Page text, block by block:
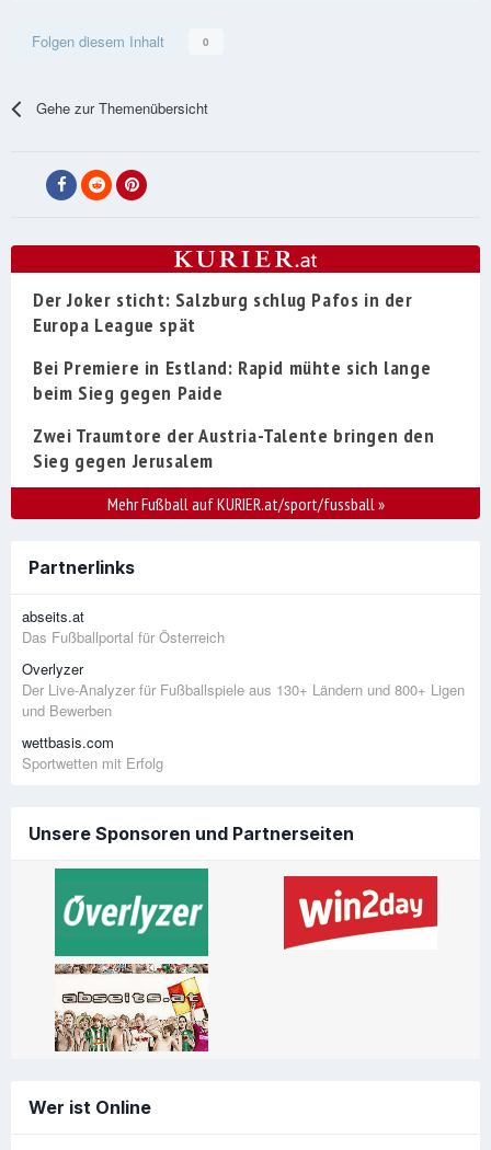
Folgen diesem Inhalt 0
Gehe zur Themenübersicht
Der Joker sticht: Salzburg schlug Pafos in der
Europa League spät
Bei Premiere in Estland: Rapid mühte sich lange
beim Sieg gegen Paide
Zwei Traumtore der Austria-Talente bringen den
Sieg gegen Jerusalem
Mehr Fußball auf KURIER.at/sport/fussball»
Partnerlinks
abseits.at
Das Fußballportal für Österreich
Overlyzer
Der Live-Analyzer für Fußballspiele aus 130+ Ländern und 800+ Ligen
und Bewerben
wettbasis.com
Sportwetten mit Erfolg
Unsere Sponsoren und Partnerseiten
Wer ist Online